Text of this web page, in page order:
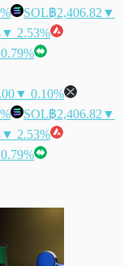
SOL฿2,406.82 ▼
▼ 2.53%
▼ 0.10%
SOL฿2,406.82 ▼
▼ 2.53%